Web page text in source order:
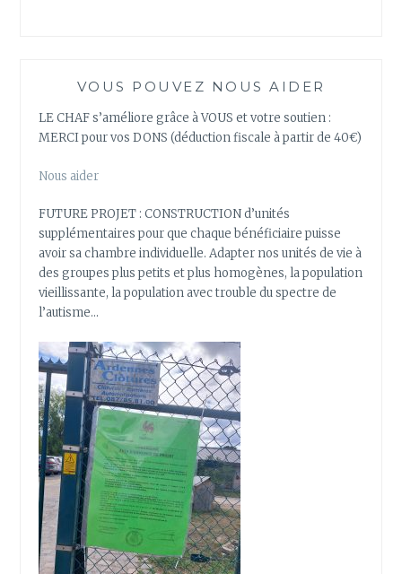
VOUS POUVEZ NOUS AIDER
LE CHAF s’améliore grâce à VOUS et votre soutien :
MERCI pour vos DONS (déduction fiscale à partir de 40€)
Nous aider
FUTURE PROJET : CONSTRUCTION d’unités
supplémentaires pour que chaque bénéficiaire puisse
avoir sa chambre individuelle. Adapter nos unités de vie à
des groupes plus petits et plus homogènes, la population
vieillissante, la population avec trouble du spectre de
l’autisme…